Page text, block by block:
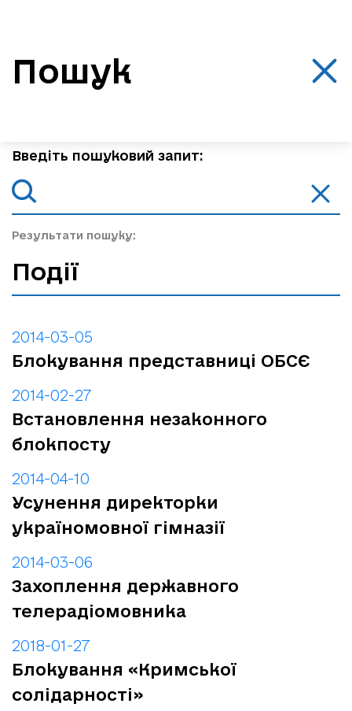
Пошук
Введіть пошуковий запит:
Результати пошуку:
Події
2014-03-05
Блокування представниці ОБСЄ
2014-02-27
Встановлення незаконного
блокпосту
2014-04-10
Усунення директорки
україномовної гімназії
2014-03-06
Захоплення державного
телерадіомовника
2018-01-27
Блокування «Кримської
солідарності»